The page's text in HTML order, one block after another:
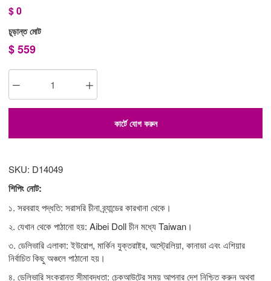
$0
চূড়ান্ত মোট
$559
কার্টে যোগ করুন
SKU: D14049
শিপিং নোট:
১. সরবরাহ পদ্ধতি: সরাসরি চীনা ব্র্যান্ডের কারখানা থেকে।
২. যেখান থেকে পাঠানো হয়: Aibei Doll চীন মধ্যে Taiwan।
৩. ডেলিভারি এলাকা: ইউরোপ, মার্কিন যুক্তরাষ্ট্র, অস্ট্রেলিয়া, কানাডা এবং এশিয়ার
নির্বাচিত কিছু অঞ্চলে পাঠানো হয়।
৪. ডেলিভারি সংক্রান্ত সীমাবদ্ধতা: চেকআউটের সময় আপনার দেশ নিশ্চিত করুন অথবা